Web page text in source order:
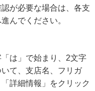
が必要な場合は、各支
んでください。
は」で始まり、2文字
て、支店名、フリガ
詳細情報」をクリック